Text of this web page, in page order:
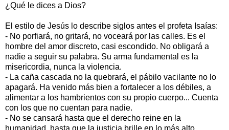
¿Qué le dices a Dios?
El estilo de Jesús lo describe siglos antes el profeta Isaías:
- No porfiará, no gritará, no voceará por las calles. Es el
hombre del amor discreto, casi escondido. No obligará a
nadie a seguir su palabra. Su arma fundamental es la
misericordia, nunca la violencia.
- La caña cascada no la quebrará, el pábilo vacilante no lo
apagará. Ha venido más bien a fortalecer a los débiles, a
alimentar a los hambrientos con su propio cuerpo... Cuenta
con los que no cuentan para nadie.
- No se cansará hasta que el derecho reine en la
humanidad, hasta que la justicia brille en lo más alto.